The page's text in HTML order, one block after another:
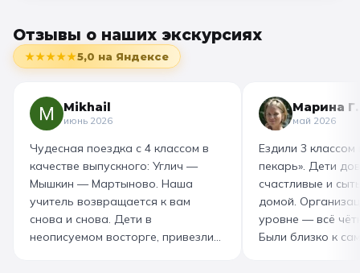
Отзывы о наших экскурсиях
★★★★★5,0 на Яндексе
Mikhail
июнь 2026
Чудесная поездка с 4 классом в
качестве выпускного: Углич —
Мышкин — Мартыново. Наша
учитель возвращается к вам
снова и снова. Дети в
неописуемом восторге, привезли
Марина Г.
май 2026
Ездили 3 классом
пекарь». Дети
счастливые и
домой.
уровне — всё
Были близко к